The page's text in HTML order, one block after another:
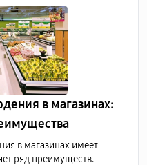
предприятия.
в магазинах:
в магазинах имеет
ряд преимуществ.